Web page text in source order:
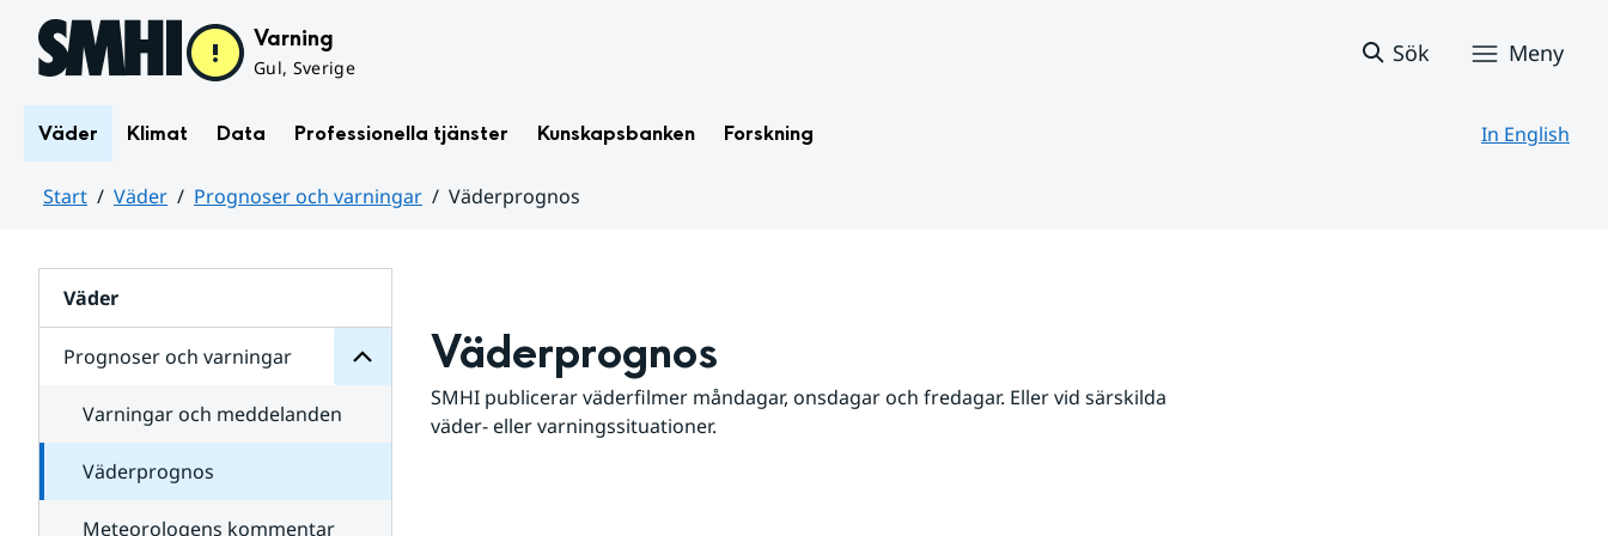
Hoppa till sidans innehåll Varning
Gul, Sverige
Sök Meny
Väder Klimat Data Professionella tjänster Kunskapsbanken Forskning In English
Start Väder Prognoser och varningar
Väderprognos
Väder
Prognoser och varningar
för
varningar
Varningar och meddelanden
Väderprognos
Meteorologens kommentar
Väderprognos
SMHI publicerar väderfilmer måndagar, onsdagar och fredagar. Eller vid särskilda
väder- eller varningssituationer.